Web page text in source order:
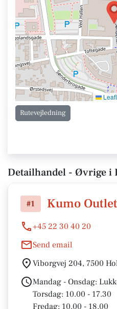
Rutevejledning
Detailhandel - Øvrige i
#1 Kumo Outlet
+45 22 30 40 20
Send email
Viborgvej 204, 7500
Mandag - Onsdag:
Torsdag: 10.00 - 17.30
Fredag: 10.00 - 18.00